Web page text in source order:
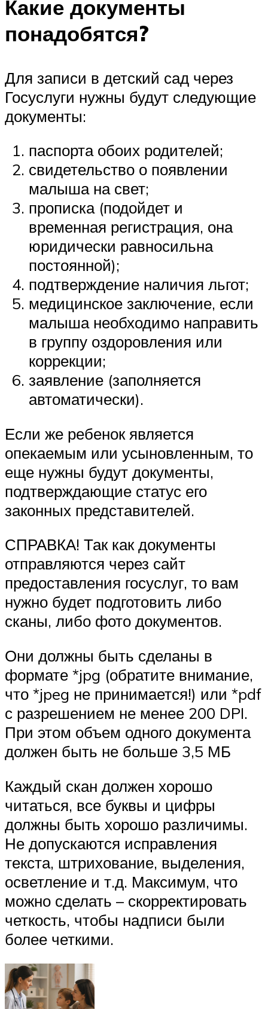
Какие документы
понадобятся?
Для записи в детский сад через
Госуслуги нужны будут следующие
документы:
паспорта обоих родителей;
свидетельство о появлении
малыша на свет;
прописка (подойдет и
временная регистрация, она
юридически равносильна
постоянной);
подтверждение наличия льгот;
медицинское заключение, если
малыша необходимо направить
в группу оздоровления или
коррекции;
заявление (заполняется
автоматически).
Если же ребенок является
опекаемым или усыновленным, то
еще нужны будут документы,
подтверждающие статус его
законных представителей.
СПРАВКА! Так как документы
отправляются через сайт
предоставления госуслуг, то вам
нужно будет подготовить либо
сканы, либо фото документов.
Они должны быть сделаны в
формате *jpg (обратите внимание,
что *jpeg не принимается!) или *pdf
с разрешением не менее 200 DPI.
При этом объем одного документа
должен быть не больше 3,5 МБ
Каждый скан должен хорошо
читаться, все буквы и цифры
должны быть хорошо различимы.
Не допускаются исправления
текста, штрихование, выделения,
осветление и т.д. Максимум, что
можно сделать – скорректировать
четкость, чтобы надписи были
более четкими.